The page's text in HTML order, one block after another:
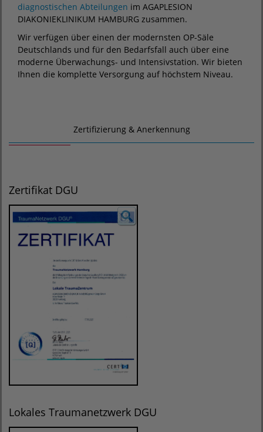
diagnostischen Abteilungen im AGAPLESION
DIAKONIEKLINIKUM HAMBURG zusammen.
Wir verfügen über einen der modernsten OP-Säle
Deutschlands und für den Bedarfsfall auch über eine
moderne Überwachungs- und Intensivstation. Wir bieten
Ihnen die komplette Versorgung auf höchstem Niveau.
Zertifizierung & Anerkennung
Zertifikat DGU
Lokales Traumanetzwerk DGU